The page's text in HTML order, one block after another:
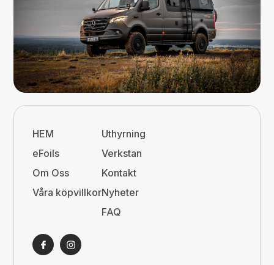
HEM
eFoils
Om Oss
Våra köpvillkor
Uthyrning
Verkstan
Kontakt
Nyheter
FAQ